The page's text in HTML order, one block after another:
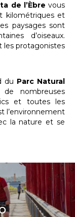
de l’Èbre vous
kilométriques et
paysages sont
d’oiseaux.
les protagonistes
du Parc Natural
nombreuses
et toutes les
l’environnement
la nature et se